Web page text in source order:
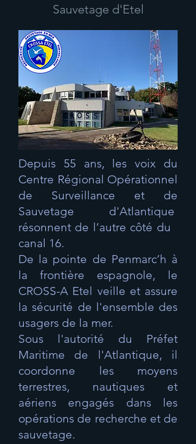
Sauvetage d'Etel
Depuis 55 ans, les voix du
Centre Régional Opérationnel
de Surveillance et de
Sauvetage d'Atlantique
résonnent de l’autre côté du
canal 16.
De la pointe de Penmarc’h à
la frontière espagnole, le
CROSS-A Etel veille et assure
la sécurité de l'ensemble des
usagers de la mer.
Sous l'autorité du Préfet
Maritime de l'Atlantique, il
coordonne les moyens
terrestres, nautiques et
aériens engagés dans les
opérations de recherche et de
sauvetage.